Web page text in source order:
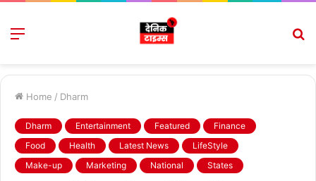
Menu
Home / Dharm
Dharm Entertainment Featured
Finance
Food
Health Latest News
LifeStyle
Make-up
Marketing National States